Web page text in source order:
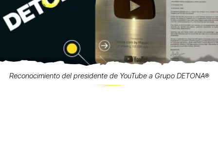
Reconocimiento del presidente de YouTube a Grupo DETONA®